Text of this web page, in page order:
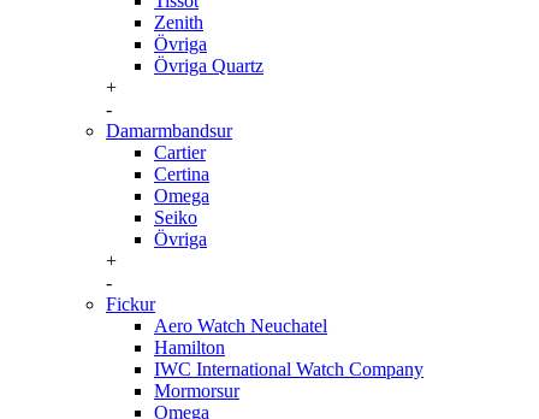
Zenith
Övriga
Övriga Quartz
+
-
Damarmbandsur
Cartier
Certina
Omega
Seiko
Övriga
+
-
Fickur
Aero Watch Neuchatel
Hamilton
IWC International Watch Company
Mormorsur
Omega